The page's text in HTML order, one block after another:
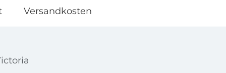
Versandkosten